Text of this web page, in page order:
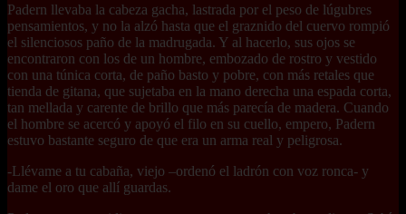
Padern llevaba la cabeza gacha, lastrada por el peso de lúgubres
pensamientos, y no la alzó hasta que el graznido del cuervo rompió
el silenciosos paño de la madrugada. Y al hacerlo, sus ojos se
encontraron con los de un hombre, embozado de rostro y vestido
con una túnica corta, de paño basto y pobre, con más retales que
tienda de gitana, que sujetaba en la mano derecha una espada corta,
tan mellada y carente de brillo que más parecía de madera. Cuando
el hombre se acercó y apoyó el filo en su cuello, empero, Padern
estuvo bastante seguro de que era un arma real y peligrosa.
-Llévame a tu cabaña, viejo –ordenó el ladrón con voz ronca- y
dame el oro que allí guardas.